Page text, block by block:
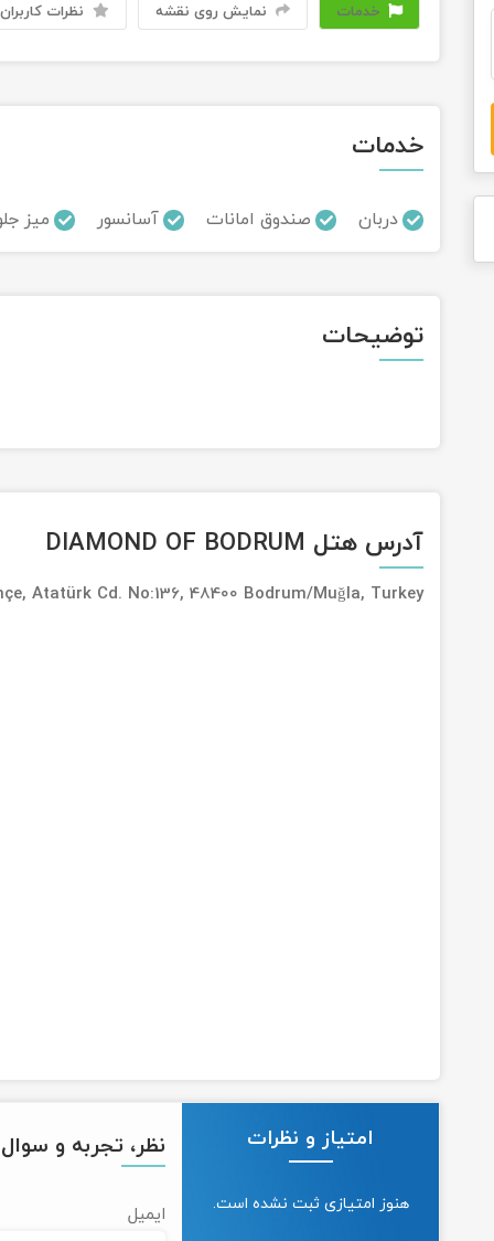
خدمات نمایش روی نقشه نظرات کاربران
خدمات
دربان صندوق امانات آسانسور میز جلو 24
توضیحات
آدرس هتل DIAMOND OF BODRUM
Atatürk Cd. No:136, 48400 Bodrum/Muğla, Turkey
امتیاز و نظرات
هنوز امتیازی ثبت نشده است.
نظر، تجربه و سوال
ایمیل